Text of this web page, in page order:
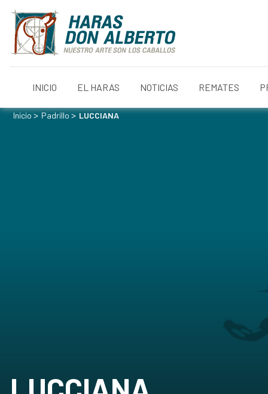
INICIO EL HARAS NOTICIAS REMATES
Inicio> Padrillo> LUCCIANA